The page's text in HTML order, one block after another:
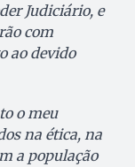
Judiciário, e
com
ao devido
o meu
na ética, na
a população